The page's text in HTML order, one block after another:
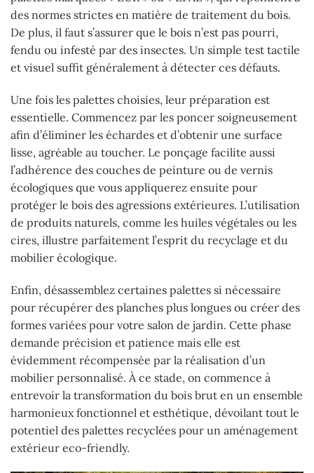
des normes strictes en matière de traitement du bois.
De plus, il faut s’assurer que le bois n’est pas pourri,
fendu ou infesté par des insectes. Un simple test tactile
et visuel suffit généralement à détecter ces défauts.
Une fois les palettes choisies, leur préparation est
essentielle. Commencez par les poncer soigneusement
afin d’éliminer les échardes et d’obtenir une surface
lisse, agréable au toucher. Le ponçage facilite aussi
l’adhérence des couches de peinture ou de vernis
écologiques que vous appliquerez ensuite pour
protéger le bois des agressions extérieures. L’utilisation
de produits naturels, comme les huiles végétales ou les
cires, illustre parfaitement l’esprit du recyclage et du
mobilier écologique.
Enfin, désassemblez certaines palettes si nécessaire
pour récupérer des planches plus longues ou créer des
formes variées pour votre salon de jardin. Cette phase
demande précision et patience mais elle est
évidemment récompensée par la réalisation d’un
mobilier personnalisé. À ce stade, on commence à
entrevoir la transformation du bois brut en un ensemble
harmonieux fonctionnel et esthétique, dévoilant tout le
potentiel des palettes recyclées pour un aménagement
extérieur eco-friendly.